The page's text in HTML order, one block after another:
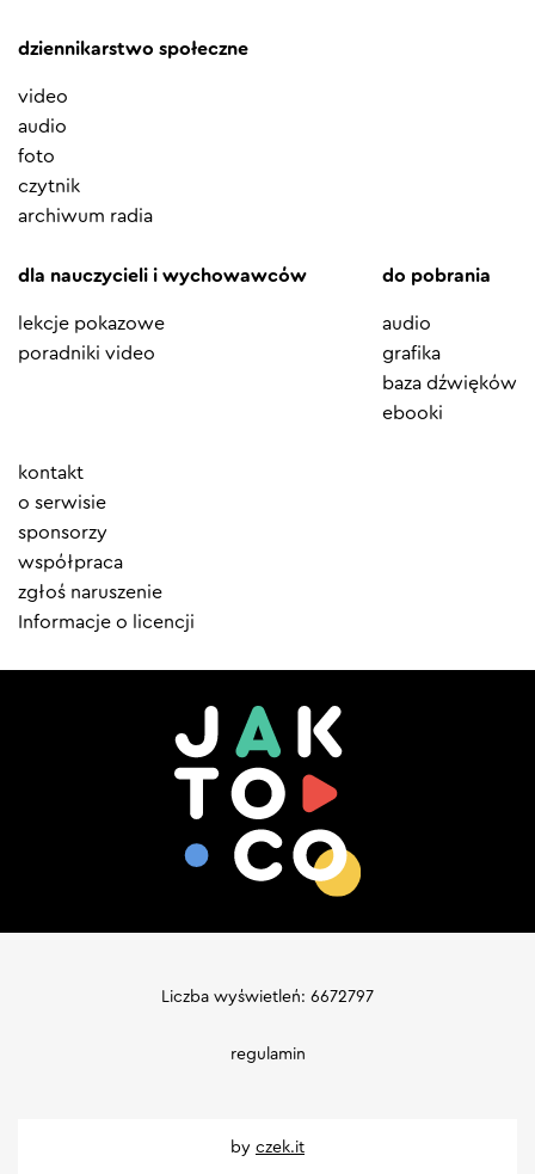
dziennikarstwo społeczne
video
audio
foto
czytnik
archiwum radia
dla nauczycieli i wychowawców
lekcje pokazowe
poradniki video
do pobrania
audio
grafika
baza dźwięków
ebooki
Element
menu
kontakt
o serwisie
sponsorzy
współpraca
zgłoś naruszenie
Informacje o licencji
by czek.it
Liczba wyświetleń: 6672797
regulamin